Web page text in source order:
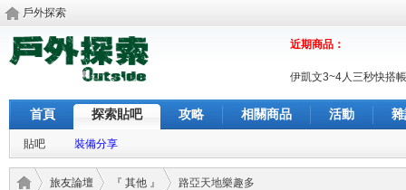
戶外探索
近期商品：
伊凱文3~4人三秒快搭
首頁 探索貼吧 攻略 相關商品 活動
貼吧 裝備分享
旅友論壇 『 其他 』 路亞天地樂趣多